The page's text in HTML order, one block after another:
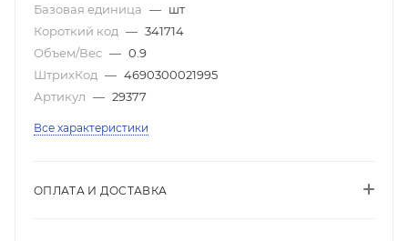
Базовая единица — шт
Короткий код — 341714
Объем/Вес — 0.9
ШтрихКод — 4690300021995
Артикул — 29377
Все характеристики
ОПЛАТА И ДОСТАВКА